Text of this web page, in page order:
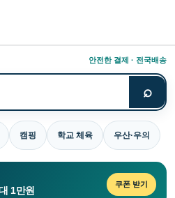
안전한 결제 · 전국배송
⌕
캠핑 학교 체육 우산·우의
1만원
쿠폰 받기